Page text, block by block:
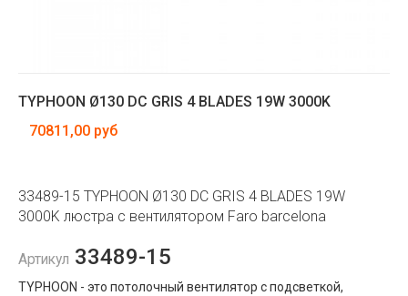
TYPHOON Ø130 DC GRIS 4 BLADES 19W 3000K
70811,00 руб
33489-15 TYPHOON Ø130 DC GRIS 4 BLADES 19W
3000K люстра с вентилятором Faro barcelona
Артикул 33489-15
TYPHOON - это потолочный вентилятор с подсветкой,